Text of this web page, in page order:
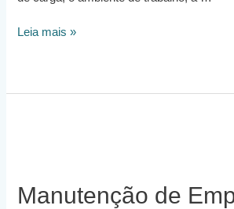
Qual
Empilhadeira
Leia mais »
Manutenção de